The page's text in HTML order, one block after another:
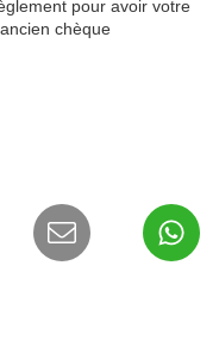
pour avoir votre
chèque